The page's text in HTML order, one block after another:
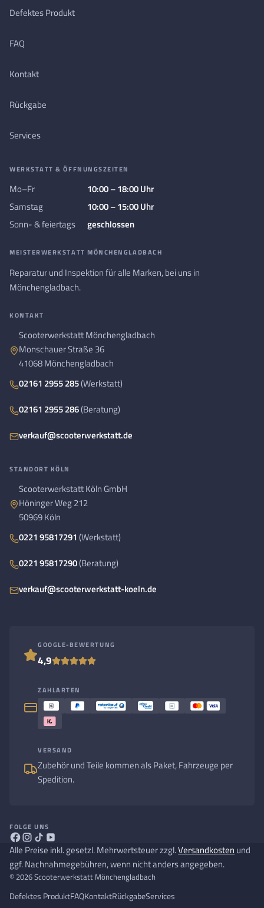
Defektes Produkt
FAQ
Kontakt
Rückgabe
Services
WERKSTATT & ÖFFNUNGSZEITEN
Mo–Fr
10:00 – 18:00 Uhr
Samstag
10:00 – 15:00 Uhr
Sonn- & feiertags
geschlossen
MEISTERWERKSTATT MÖNCHENGLADBACH
Reparatur und Inspektion für alle Marken, bei uns in
Mönchengladbach.
KONTAKT
Scooterwerkstatt Mönchengladbach
Monschauer Straße 36
41068 Mönchengladbach
02161 2955 285(Werkstatt)
02161 2955 286(Beratung)
verkauf@scooterwerkstatt.de
STANDORT KÖLN
Scooterwerkstatt Köln GmbH
Höninger Weg 212
50969 Köln
0221 95817291 (Werkstatt)
0221 95817290(Beratung)
verkauf@scooterwerkstatt-koeln.de
GOOGLE-BEWERTUNG
4,9
ZAHLARTEN
VERSAND
Zubehör und Teile kommen als Paket, Fahrzeuge per
Spedition.
FOLGE UNS
Alle Preise inkl. gesetzl. Mehrwertsteuer zzgl.Versandkosten und
ggf. Nachnahmegebühren, wenn nicht anders angegeben.
© 2026 Scooterwerkstatt Mönchengladbach
Defektes ProduktFAQKontaktRückgabeServices